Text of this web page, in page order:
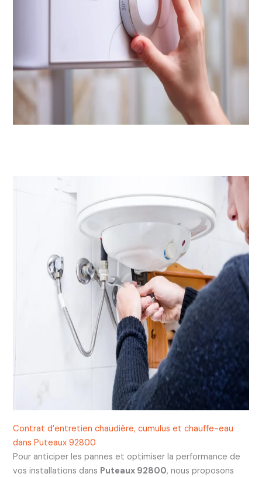
Contrat d’entretien chaudière, cumulus et chauffe-eau
dans Puteaux 92800
Pour anticiper les pannes et optimiser la performance de
vos installations dans Puteaux 92800, nous proposons